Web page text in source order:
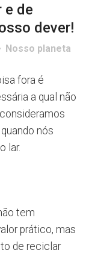
e de
dever!
Nosso planeta
fora é
a qual não
nós
lar.
tem
prático, mas
de reciclar